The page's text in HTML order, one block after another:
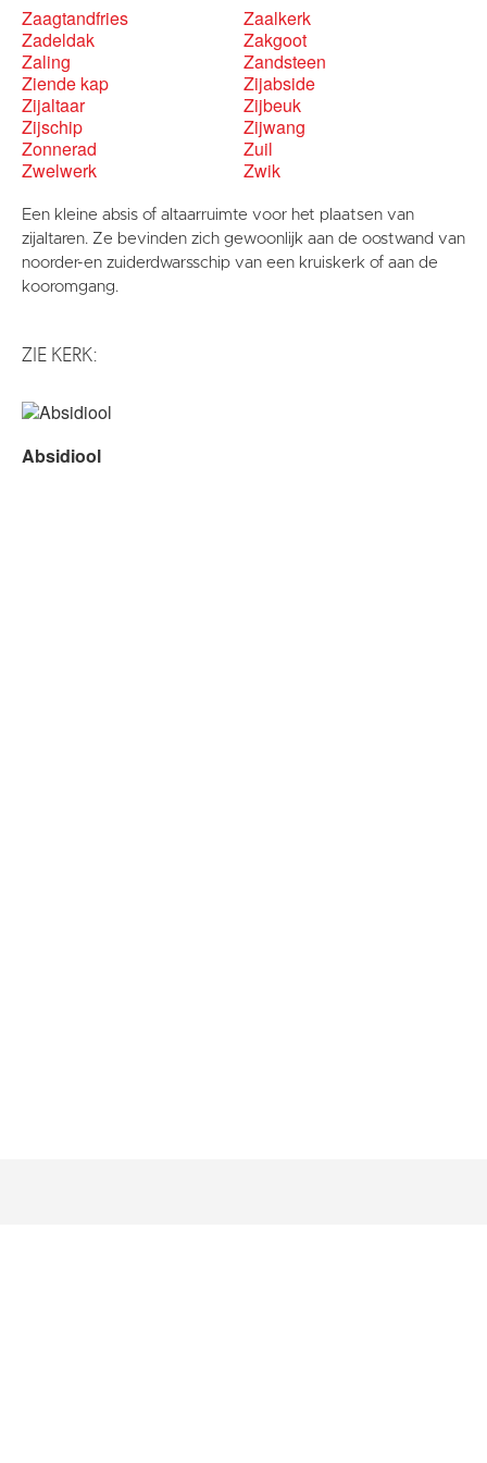
Zaagtandfries
Zaalkerk
Zadeldak
Zakgoot
Zaling
Zandsteen
Ziende kap
Zijabside
Zijaltaar
Zijbeuk
Zijschip
Zijwang
Zonnerad
Zuil
Zwelwerk
Zwik
Een kleine absis of altaarruimte voor het plaatsen van
zijaltaren. Ze bevinden zich gewoonlijk aan de oostwand van
noorder-en zuiderdwarsschip van een kruiskerk of aan de
kooromgang.
ZIE KERK:
Absidiool